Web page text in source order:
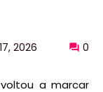
2026 0
a marcar